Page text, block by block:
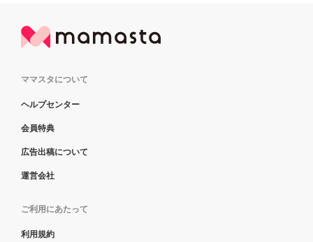
ママスタについて
ヘルプセンター
会員特典
広告出稿について
運営会社
ご利用にあたって
利用規約